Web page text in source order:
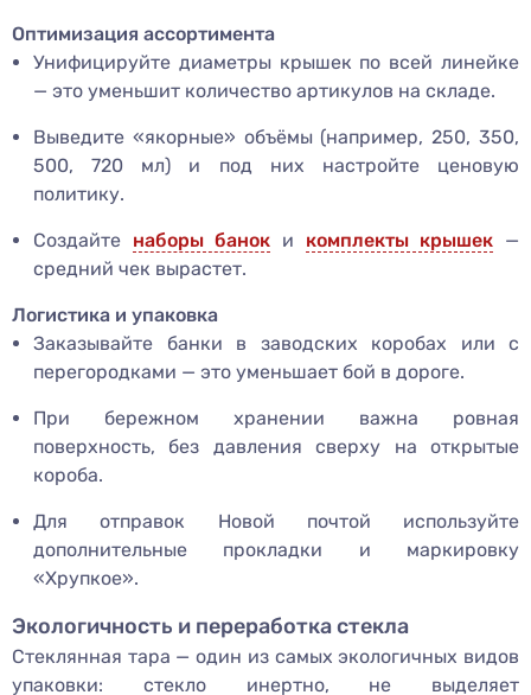
Оптимизация ассортимента
Унифицируйте диаметры крышек по всей линейке
— это уменьшит количество артикулов на складе.
Выведите «якорные» объёмы (например, 250, 350,
500, 720 мл) и под них настройте ценовую
политику.
Создайте наборы банок и комплекты крышек —
средний чек вырастет.
Логистика и упаковка
Заказывайте банки в заводских коробах или с
перегородками — это уменьшает бой в дороге.
При бережном хранении важна ровная
поверхность, без давления сверху на открытые
короба.
Для отправок Новой почтой используйте
дополнительные прокладки и маркировку
«Хрупкое».
Экологичность и переработка стекла
Стеклянная тара — один из самых экологичных видов
упаковки: стекло инертно, не выделяет